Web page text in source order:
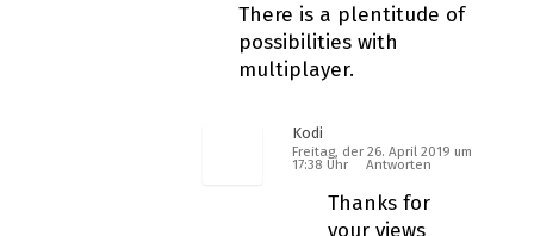
There is a plentitude of
possibilities with
multiplayer.
Kodi
Freitag, der 26. April 2019 um
17:38 Uhr Antworten
Thanks for
your views